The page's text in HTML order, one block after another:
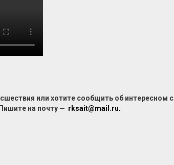
или хотите сообщить об интересном
Пишите на почту — rksait@mail.ru.